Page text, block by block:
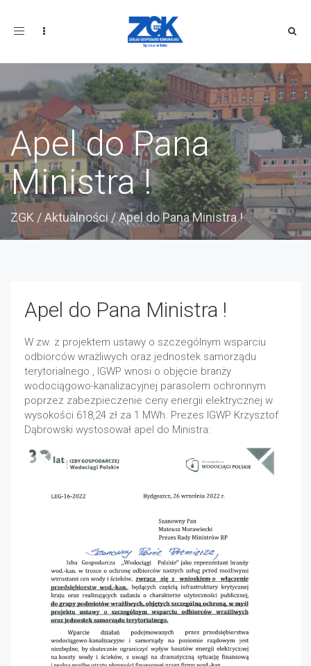
Toggle
Apel do Pana
Ministra !
ZGK /Aktualności /Apel do Pana Ministra !
Apel do Pana Ministra !
W zw. z projektem ustawy o szczególnym wsparciu
odbiorców wrażliwych oraz jednostek samorządu
terytorialnego , IGWP wnosi o objęcie branży
wodociągowo-kanalizacyjnej parasolem ochronnym
poprzez zabezpieczenie ceny energii elektrycznej w
wysokości 618,24 zł za 1 MWh. Prezes IGWP Krzysztof
Dąbrowski wystosował apel do Ministra: